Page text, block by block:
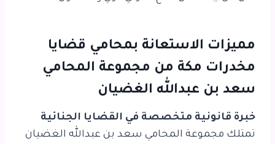
مميزات الاستعانة بمحامي قضايا
مخدرات مكة من مجموعة المحامي
سعد بن عبدالله الغضيان
خبرة قانونية متخصصة في القضايا الجنائية
تمتلك مجموعة المحامي سعد بن عبدالله الغضيان